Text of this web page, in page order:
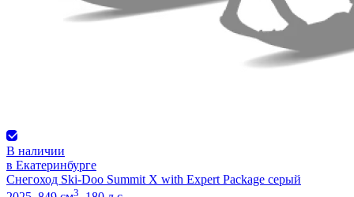
В наличии
в Екатеринбурге
Снегоход Ski-Doo Summit X with Expert Package серый
3